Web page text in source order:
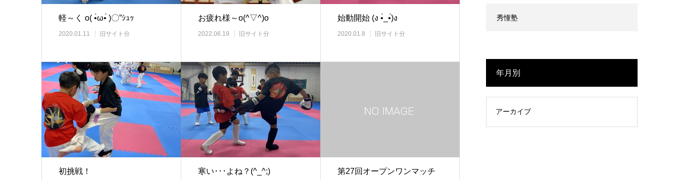
軽～く o( •̀ω•́ )〇”ｼｭｯ
2020.01.11 旧サイト分
お疲れ様～o(^▽^)o
2022.06.19 旧サイト分
始動開始 (ง •̀_•́)ง
2020.01.8 旧サイト分
初挑戦！ 寒い･･･よね？(^_^;)
第27回オープンワンマッチ
秀憧塾
年月別